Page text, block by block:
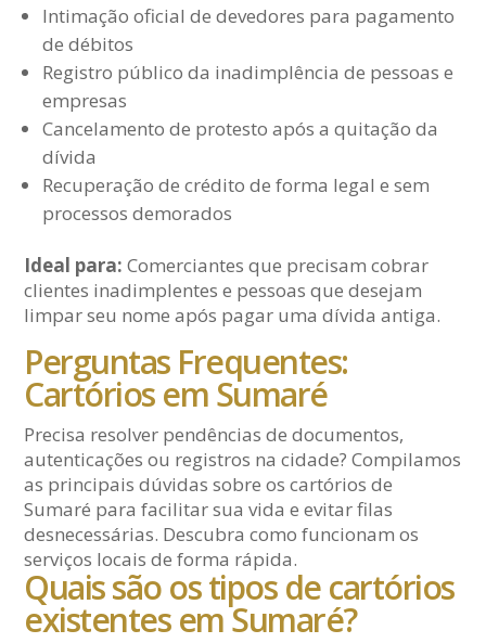
Intimação oficial de devedores para pagamento
de débitos
Registro público da inadimplência de pessoas e
empresas
Cancelamento de protesto após a quitação da
dívida
Recuperação de crédito de forma legal e sem
processos demorados
Ideal para: Comerciantes que precisam cobrar
clientes inadimplentes e pessoas que desejam
limpar seu nome após pagar uma dívida antiga.
Perguntas Frequentes:
Cartórios em Sumaré
Precisa resolver pendências de documentos,
autenticações ou registros na cidade? Compilamos
as principais dúvidas sobre os cartórios de
Sumaré para facilitar sua vida e evitar filas
desnecessárias. Descubra como funcionam os
serviços locais de forma rápida.
Quais são os tipos de cartórios
existentes em Sumaré?